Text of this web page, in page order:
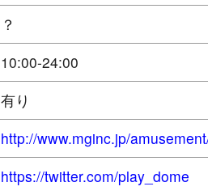
？
10:00-24:00
有り
http://www.mginc.jp/
https://twitter.com/play_dome